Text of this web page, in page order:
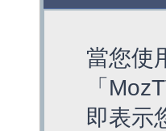
當您使
「
即表示